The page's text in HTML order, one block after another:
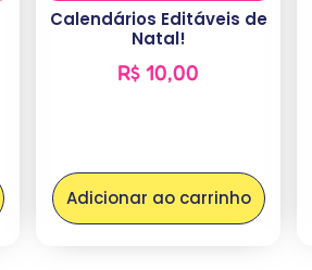
Calendários Editáveis de
Natal!
R$ 10,00
Adicionar ao carrinho